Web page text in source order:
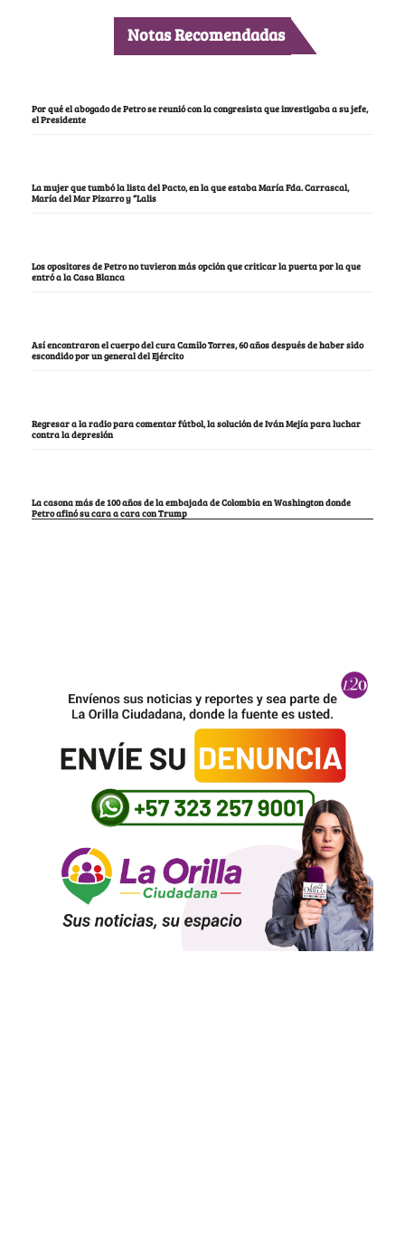
Notas Recomendadas
Por qué el abogado de Petro se reunió con la congresista que investigaba a su jefe,
el Presidente
La mujer que tumbó la lista del Pacto, en la que estaba María Fda. Carrascal,
María del Mar Pizarro y “Lalis
Los opositores de Petro no tuvieron más opción que criticar la puerta por la que
entró a la Casa Blanca
Así encontraron el cuerpo del cura Camilo Torres, 60 años después de haber sido
escondido por un general del Ejército
Regresar a la radio para comentar fútbol, la solución de Iván Mejía para luchar
contra la depresión
La casona más de 100 años de la embajada de Colombia en Washington donde
Petro afinó su cara a cara con Trump